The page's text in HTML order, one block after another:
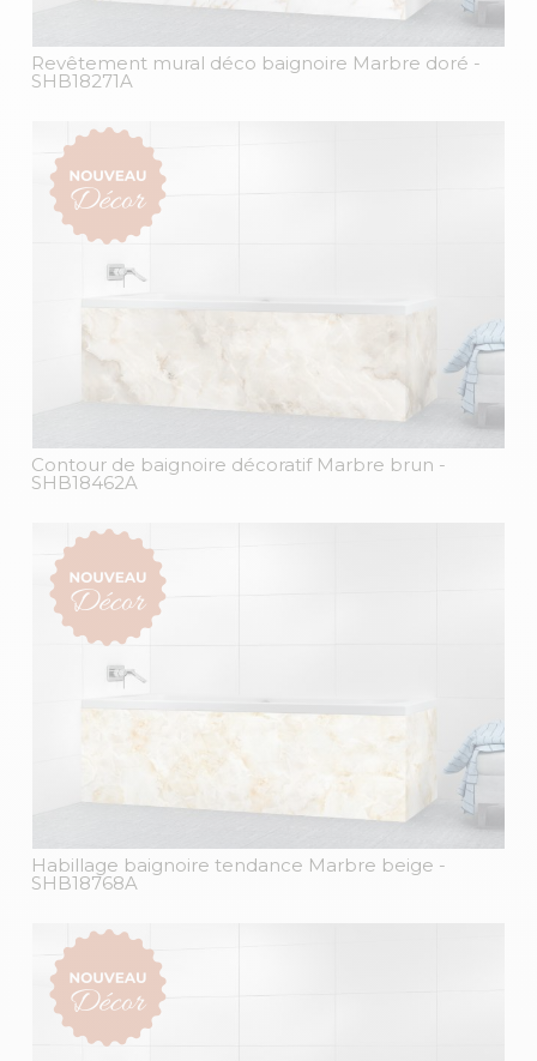
Revêtement mural déco baignoire Marbre doré -
SHB18271A
Contour de baignoire décoratif Marbre brun -
SHB18462A
Habillage baignoire tendance Marbre beige -
SHB18768A